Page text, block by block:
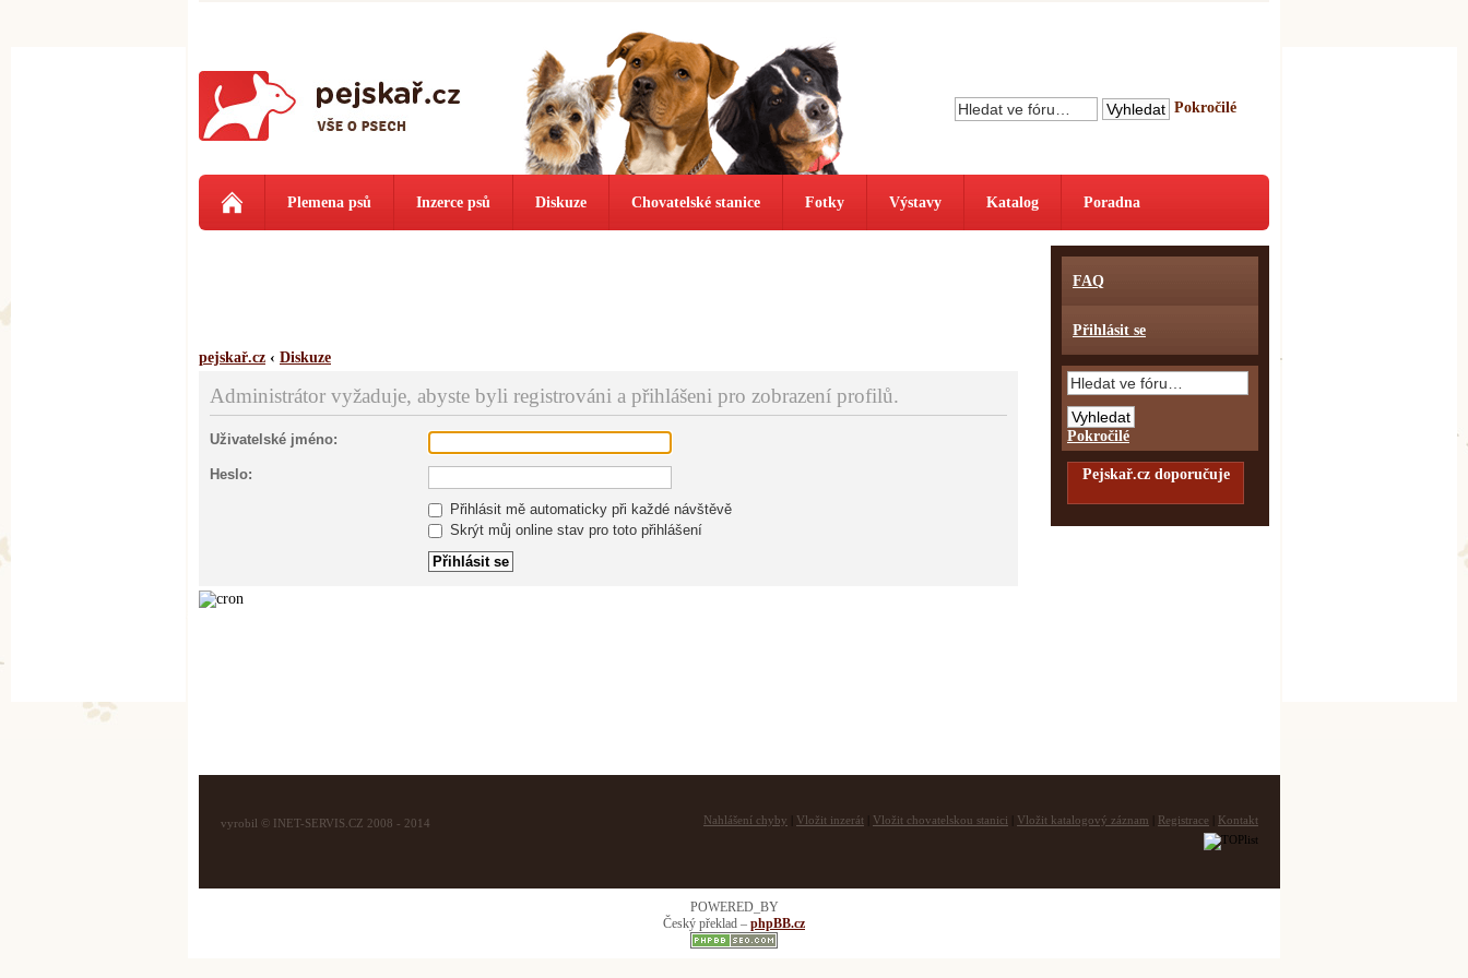
Pokročilé
Plemena psů Inzerce psů Diskuze Chovatelské stanice Fotky Výstavy Katalog Poradna
pejskař.cz ‹ Diskuze
Administrátor vyžaduje, abyste byli registrováni a přihlášeni pro zobrazení profilů.
Uživatelské jméno:
Heslo:
Přihlásit mě automaticky při každé návštěvě
Skrýt můj online stav pro toto přihlášení
FAQ
Přihlásit se
Pokročilé
Pejskař.cz doporučuje
vyrobil © INET-SERVIS.CZ 2008 - 2014 Nahlášení chyby Vložit inzerát Vložit chovatelskou stanici Vložit katalogový záznam Registrace Kontakt
POWERED_BY
Český překlad – phpBB.cz